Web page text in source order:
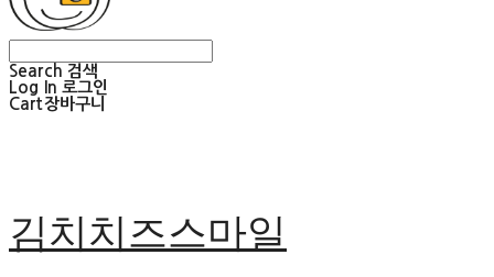
Search 검색
Log In 로그인
Cart장바구니
김치치즈스마일